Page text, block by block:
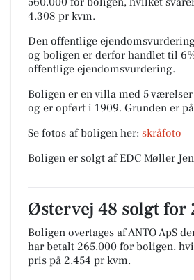
4.308 pr kvm.
Den offentlige
og boligen er derfor handlet til
offentlige ejendomsvurdering.
Boligen er en villa med 5
og er opført i 1909. Grunden er
Se fotos af boligen her: skråfoto
Boligen er solgt af EDC Møller
Østervej 48 solgt for
Boligen overtages af ANTO ApS
har betalt 265.000 for boligen,
pris på 2.454 pr kvm.